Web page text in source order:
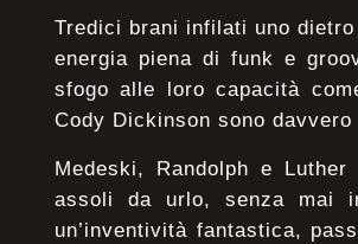
Tredici brani infilati uno
energia piena di funk e
sfogo alle loro capacità
Cody Dickinson sono
Medeski, Randolph e
assoli da urlo, senza mai
un’inventività fantastica,